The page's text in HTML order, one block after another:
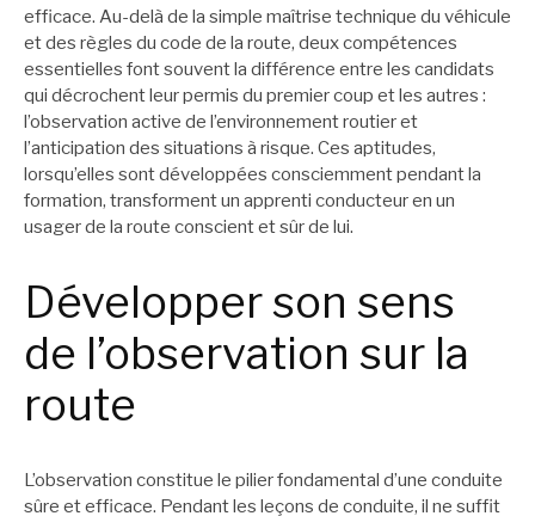
efficace. Au-delà de la simple maîtrise technique du véhicule
et des règles du code de la route, deux compétences
essentielles font souvent la différence entre les candidats
qui décrochent leur permis du premier coup et les autres :
l’observation active de l’environnement routier et
l’anticipation des situations à risque. Ces aptitudes,
lorsqu’elles sont développées consciemment pendant la
formation, transforment un apprenti conducteur en un
usager de la route conscient et sûr de lui.
Développer son sens
de l’observation sur la
route
L’observation constitue le pilier fondamental d’une conduite
sûre et efficace. Pendant les leçons de conduite, il ne suffit